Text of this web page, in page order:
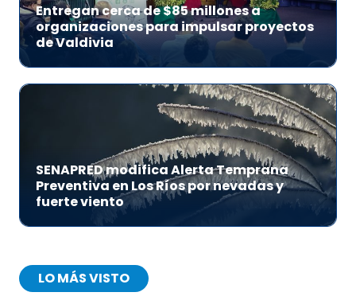
Entregan cerca de $85 millones a
organizaciones para impulsar proyectos
de Valdivia
SENAPRED modifica Alerta Temprana
Preventiva en Los Ríos por nevadas y
fuerte viento
LO MÁS VISTO